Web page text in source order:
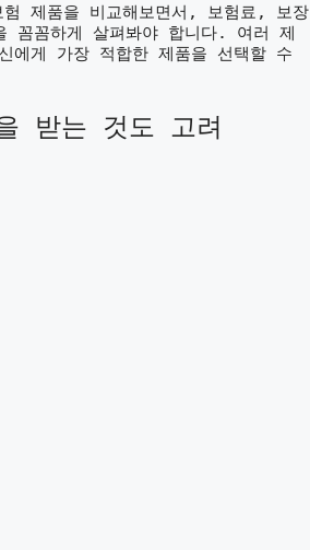
험 제품을 비교해보면서, 보험료, 보장
꼼꼼하게 살펴봐야 합니다. 여러 제
에게 가장 적합한 제품을 선택할 수
받는 것도 고려